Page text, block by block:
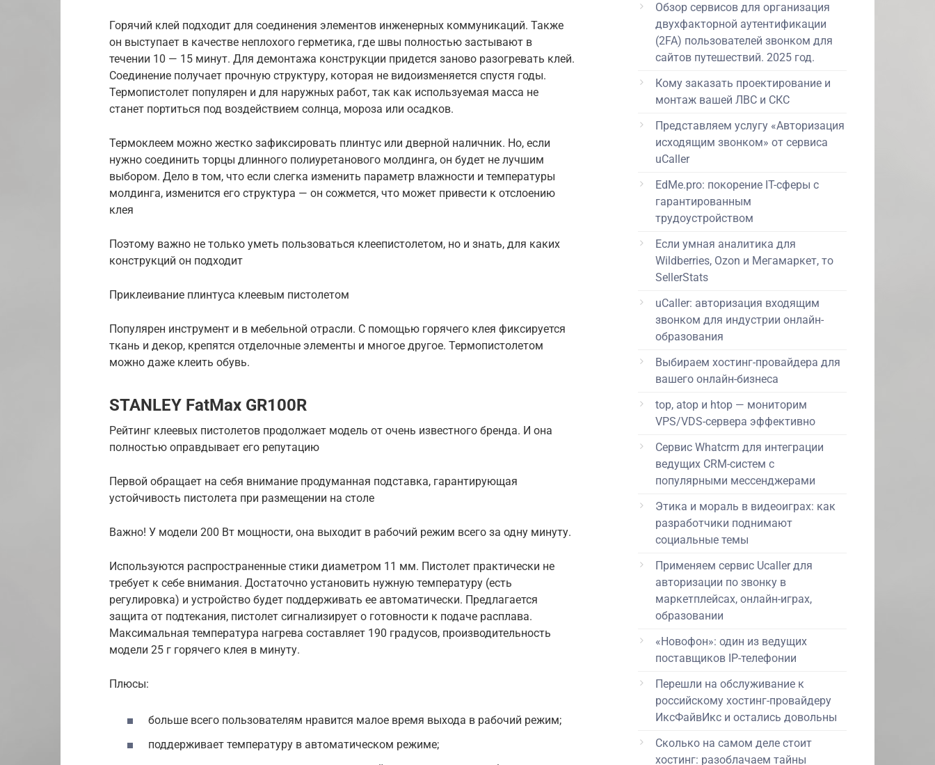
Горячий клей подходит для соединения элементов инженерных коммуникаций. Также
он выступает в качестве неплохого герметика, где швы полностью застывают в
течении 10 — 15 минут. Для демонтажа конструкции придется заново разогревать клей.
Соединение получает прочную структуру, которая не видоизменяется спустя годы.
Термопистолет популярен и для наружных работ, так как используемая масса не
станет портиться под воздействием солнца, мороза или осадков.
Термоклеем можно жестко зафиксировать плинтус или дверной наличник. Но, если
нужно соединить торцы длинного полиуретанового молдинга, он будет не лучшим
выбором. Дело в том, что если слегка изменить параметр влажности и температуры
молдинга, изменится его структура — он сожмется, что может привести к отслоению
клея
Поэтому важно не только уметь пользоваться клеепистолетом, но и знать, для каких
конструкций он подходит
Приклеивание плинтуса клеевым пистолетом
Популярен инструмент и в мебельной отрасли. С помощью горячего клея фиксируется
ткань и декор, крепятся отделочные элементы и многое другое. Термопистолетом
можно даже клеить обувь.
STANLEY FatMax GR100R
Рейтинг клеевых пистолетов продолжает модель от очень известного бренда. И она
полностью оправдывает его репутацию
Первой обращает на себя внимание продуманная подставка, гарантирующая
устойчивость пистолета при размещении на столе
Важно! У модели 200 Вт мощности, она выходит в рабочий режим всего за одну минуту.
Используются распространенные стики диаметром 11 мм. Пистолет практически не
требует к себе внимания. Достаточно установить нужную температуру (есть
регулировка) и устройство будет поддерживать ее автоматически. Предлагается
защита от подтекания, пистолет сигнализирует о готовности к подаче расплава.
Максимальная температура нагрева составляет 190 градусов, производительность
модели 25 г горячего клея в минуту.
Плюсы:
больше всего пользователям нравится малое время выхода в рабочий режим;
поддерживает температуру в автоматическом режиме;
Обзор сервисов для организация
двухфакторной аутентификации
(2FA) пользователей звонком для
сайтов путешествий. 2025 год.
Кому заказать проектирование и
монтаж вашей ЛВС и СКС
Представляем услугу «Авторизация
исходящим звонком» от сервиса
uCaller
EdMe.pro: покорение IT-сферы с
гарантированным
трудоустройством
Если умная аналитика для
Wildberries, Ozon и Мегамаркет, то
SellerStats
uCaller: авторизация входящим
звонком для индустрии онлайн-
образования
Выбираем хостинг-провайдера для
вашего онлайн-бизнеса
top, atop и htop — мониторим
VPS/VDS-сервера эффективно
Сервис Whatcrm для интеграции
ведущих CRM-систем с
популярными мессенджерами
Этика и мораль в видеоиграх: как
разработчики поднимают
социальные темы
Применяем сервис Ucaller для
авторизации по звонку в
маркетплейсах, онлайн-играх,
образовании
«Новофон»: один из ведущих
поставщиков IP-телефонии
Перешли на обслуживание к
российскому хостинг-провайдеру
ИксФайвИкс и остались довольны
Сколько на самом деле стоит
хостинг: разоблачаем тайны